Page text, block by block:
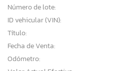
Número de lote:
ID vehicular (VIN):
Título:
Fecha de Venta:
Odómetro: